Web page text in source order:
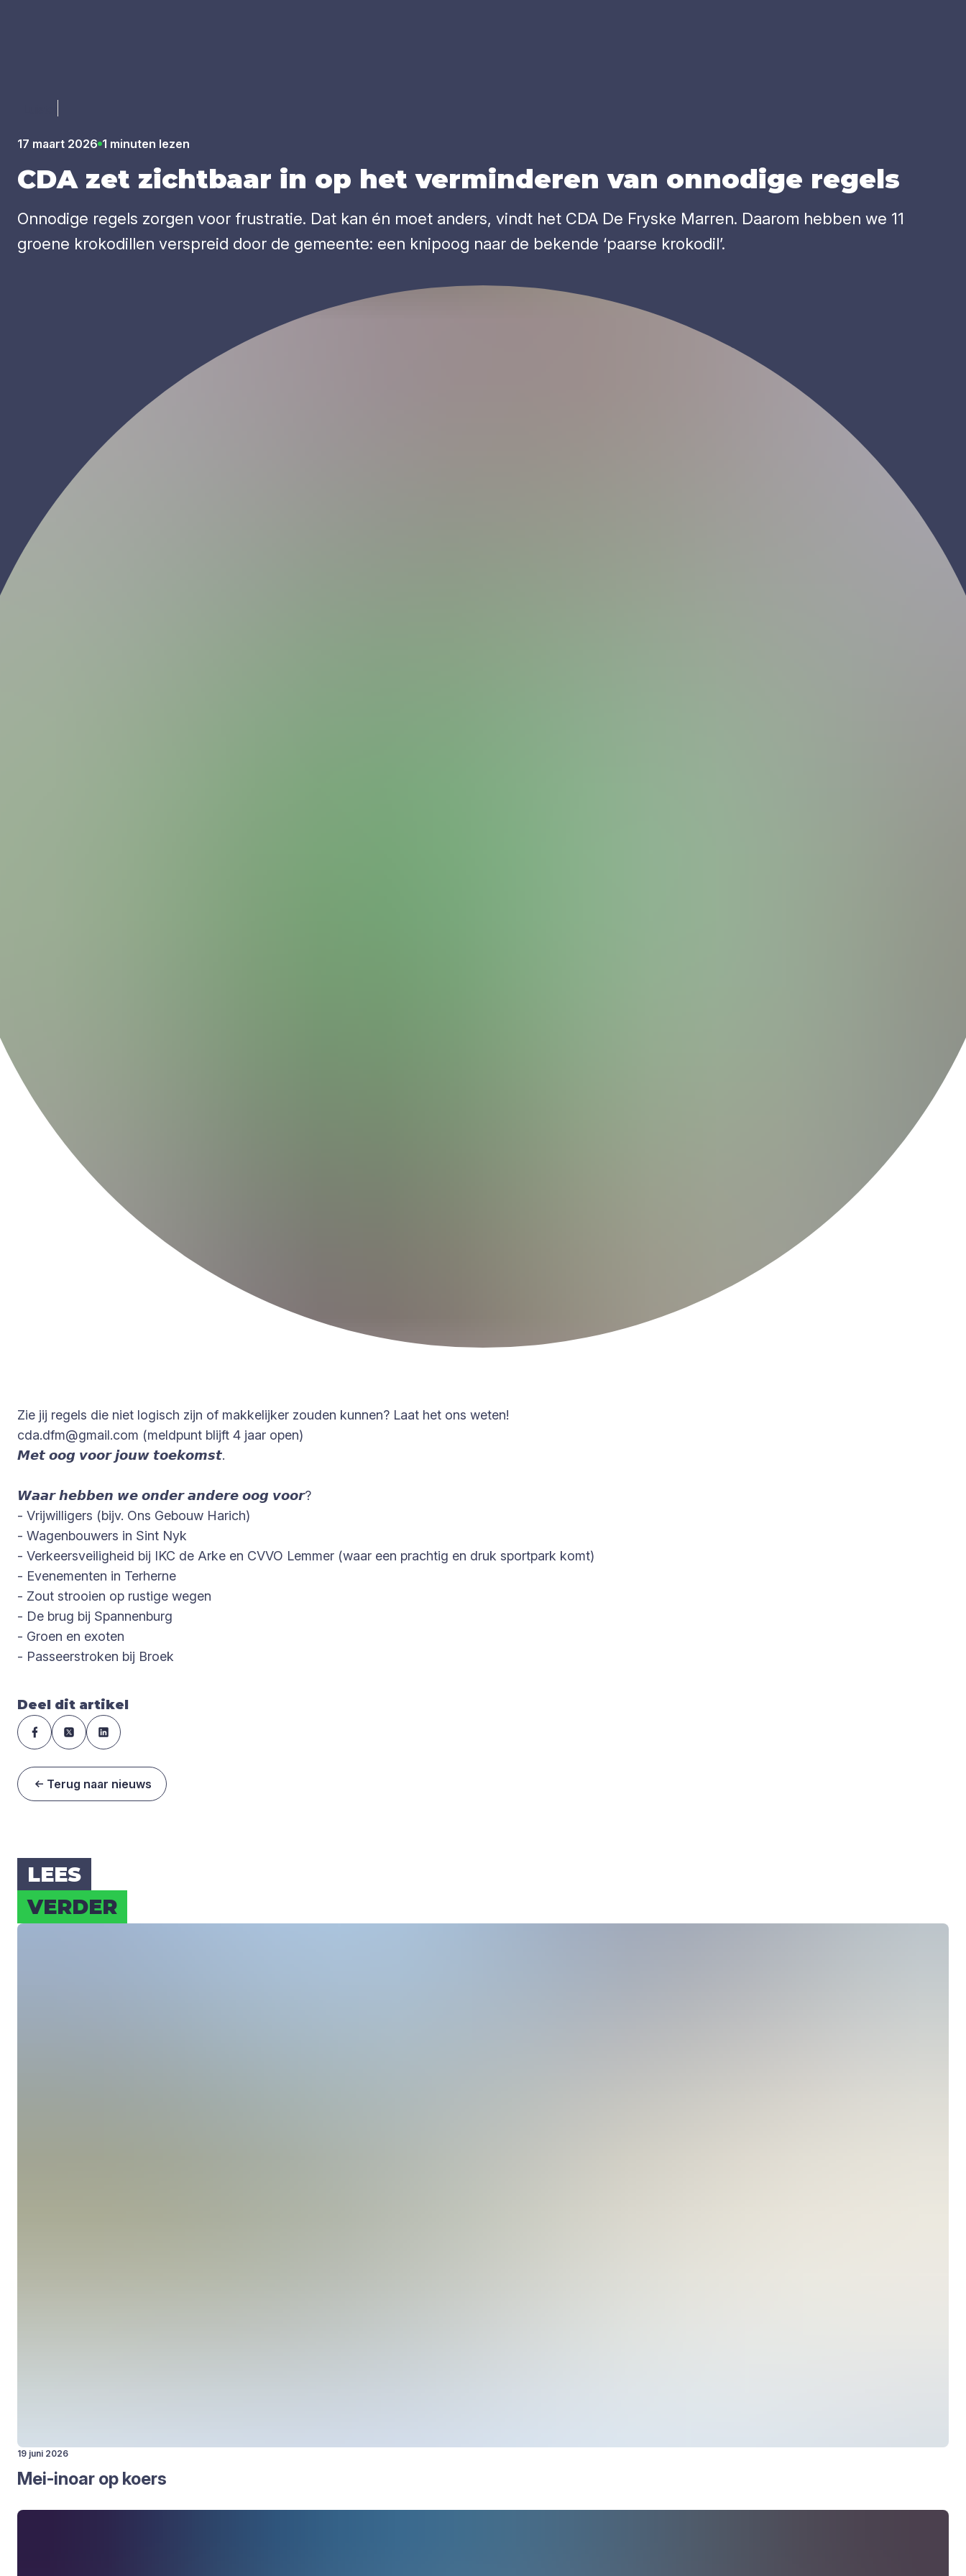
17 maart 2026 1 minuten lezen
CDAzet zicht­baar in op het ver­min­de­ren van onno­di­ge regels
Onnodige regels zorgen voor frustratie. Dat kan én moet anders, vindt het CDA De Fryske Marren. Daarom hebben we 11
groene krokodillen verspreid door de gemeente: een knipoog naar de bekende ‘paarse krokodil’.
Zie jij regels die niet logisch zijn of makkelijker zouden kunnen? Laat het ons weten!
cda.dfm@gmail.com (meldpunt blijft 4 jaar open)
𝙈𝙚𝙩 𝙤𝙤𝙜 𝙫𝙤𝙤𝙧 𝙟𝙤𝙪𝙬 𝙩𝙤𝙚𝙠𝙤𝙢𝙨𝙩.
𝙒𝙖𝙖𝙧 𝙝𝙚𝙗𝙗𝙚𝙣 𝙬𝙚 𝙤𝙣𝙙𝙚𝙧 𝙖𝙣𝙙𝙚𝙧𝙚 𝙤𝙤𝙜 𝙫𝙤𝙤𝙧?
- Vrijwilligers (bijv. Ons Gebouw Harich)
- Wagenbouwers in Sint Nyk
- Verkeersveiligheid bij IKC de Arke en CVVO Lemmer (waar een prachtig en druk sportpark komt)
- Evenementen in Terherne
- Zout strooien op rustige wegen
- De brug bij Spannenburg
- Groen en exoten
- Passeerstroken bij Broek
Deel dit artikel
Terug naar nieuws
LEES
VER­DER
19 juni 2026
Mei-inoar op koers